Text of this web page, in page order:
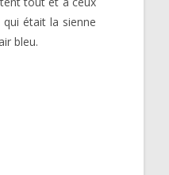
était la sienne
bleu.